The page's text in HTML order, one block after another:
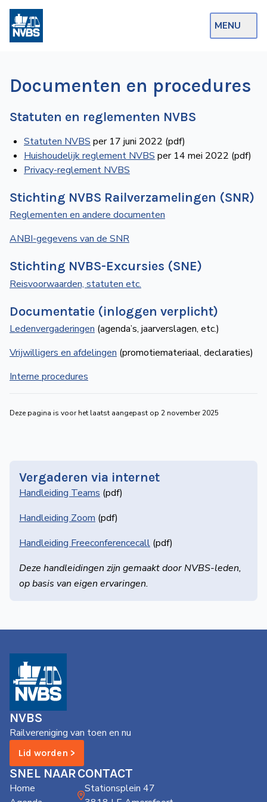
MENU
Op de Rails
NVBS Actueel
Afdelingen
Excursies
Actueel
aanbod
Over
de
Wegwijzer
Mijn
NVBS
Documenten en procedures
Statuten en reglementen NVBS
Statuten NVBS per 17 juni 2022 (pdf)
Huishoudelijk reglement NVBS per 14 mei 2022 (pdf)
Privacy-reglement NVBS
Stichting NVBS Railverzamelingen (SNR)
Reglementen en andere docu­men­ten
ANBI-gegevens van de SNR
Stichting NVBS-Excursies (SNE)
Reisvoorwaarden, statuten etc.
Documentatie (inloggen verplicht)
Ledenvergaderingen (agenda’s, jaarverslagen, etc.)
Vrijwilligers en afdelingen (promotiemateriaal, declaraties)
Interne procedures
Deze pagina is voor het laatst aangepast op 2 november 2025
Vergaderen via internet
Handleiding Teams (pdf)
Handleiding Zoom (pdf)
Handleiding Free­conference­call (pdf)
Deze handleidingen zijn gemaakt door NVBS-leden,
op basis van eigen ervaringen.
NVBS
Railvereniging van toen en nu
Lid worden >
SNEL NAAR
Home
CONTACT
Stationsplein 47